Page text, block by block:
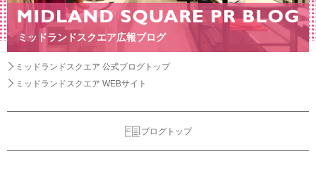
ミッドランドスクエア広報ブログ
ミッドランドスクエア 公式ブログトップ
ミッドランドスクエア WEBサイト
ブログトップ